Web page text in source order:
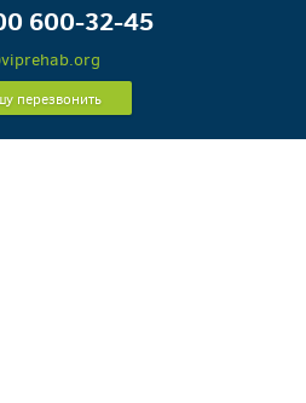
600-32-45
перезвонить